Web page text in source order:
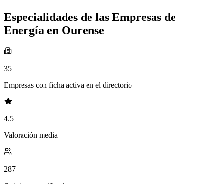
Especialidades de las Empresas de
Energía en Ourense
35
Empresas con ficha activa en el directorio
4.5
Valoración media
287